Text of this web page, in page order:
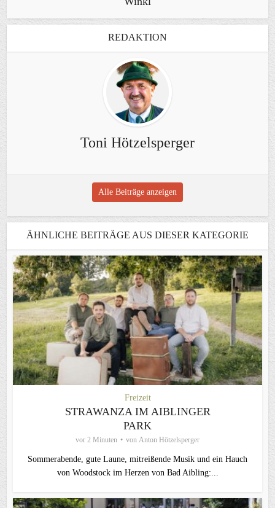
REDAKTION
Toni Hötzelsperger
Alle Beiträge anzeigen
ÄHNLICHE BEITRÄGE AUS DIESER KATEGORIE
Freizeit
STRAWANZA IM AIBLINGER
PARK
vor 2 Minuten von Anton Hötzelsperger
Sommerabende, gute Laune, mitreißende Musik und ein Hauch
von Woodstock im Herzen von Bad Aibling:...